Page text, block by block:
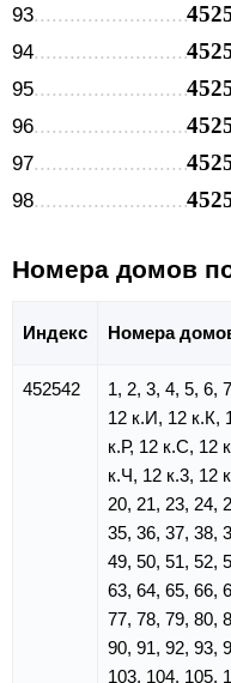
93
94
95
96
97
98
Номера домов
Индекс Номера
452542
1, 2, 3, 4, 5, 6,
12 к.И, 12 к.К,
к.Р, 12 к.С, 12
к.Ч, 12 к.3, 12
20, 21, 23, 24,
35, 36, 37, 38,
49, 50, 51, 52,
63, 64, 65, 66,
77, 78, 79, 80,
90, 91, 92, 93,
103, 104, 105,